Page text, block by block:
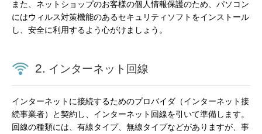
また、ネットショップのお客様の個人情報保護のため、パソコン
にはウィルス対策機能のあるセキュリティソフトをインストール
し、安全に利用するよう心がけましょう。
2. インターネット回線
インターネットに接続するためのプロバイダ（インターネット接
続事業者）と契約し、インターネット回線を引いて準備します。
回線の種類には、有線タイプ、無線タイプなどがありますが、事